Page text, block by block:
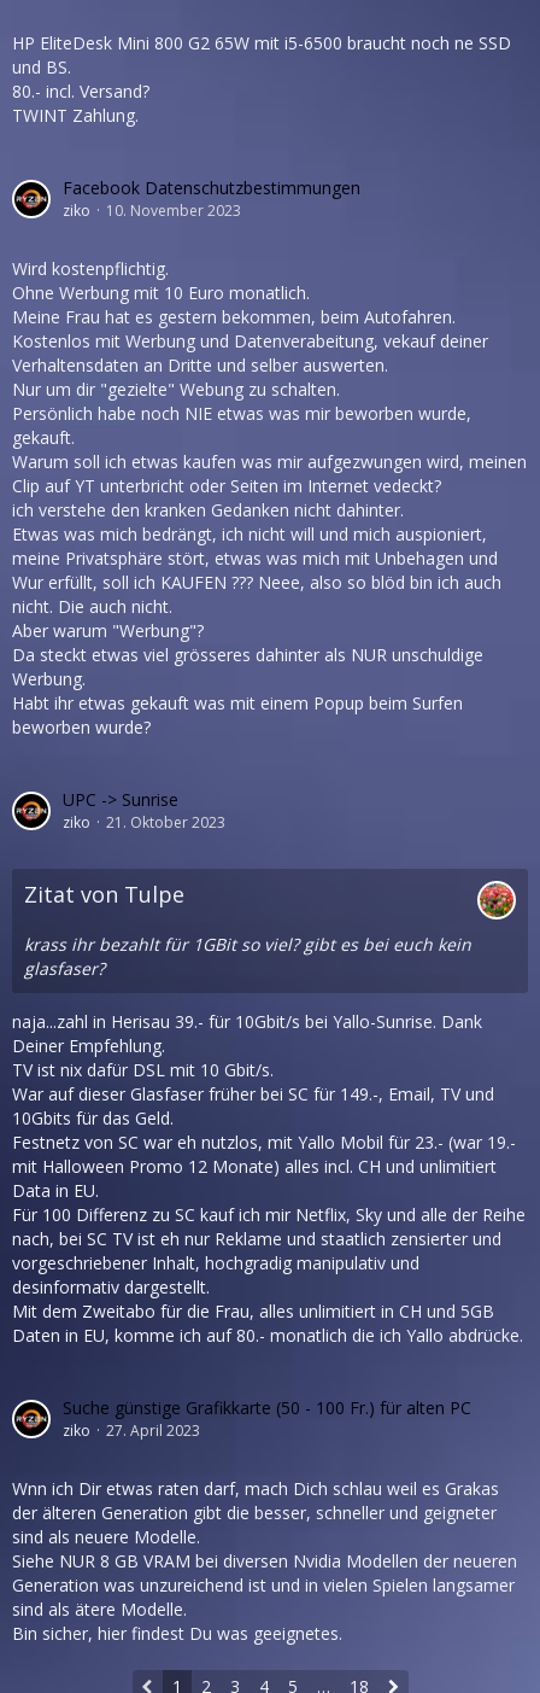
HP EliteDesk Mini 800 G2 65W mit i5-6500 braucht noch ne SSD
und BS.
80.- incl. Versand?
TWINT Zahlung.
Facebook Datenschutzbestimmungen
ziko 10. November 2023
Wird kostenpflichtig.
Ohne Werbung mit 10 Euro monatlich.
Meine Frau hat es gestern bekommen, beim Autofahren.
Kostenlos mit Werbung und Datenverabeitung, vekauf deiner
Verhaltensdaten an Dritte und selber auswerten.
Nur um dir "gezielte" Webung zu schalten.
Persönlich habe noch NIE etwas was mir beworben wurde,
gekauft.
Warum soll ich etwas kaufen was mir aufgezwungen wird, meinen
Clip auf YT unterbricht oder Seiten im Internet vedeckt?
ich verstehe den kranken Gedanken nicht dahinter.
Etwas was mich bedrängt, ich nicht will und mich auspioniert,
meine Privatsphäre stört, etwas was mich mit Unbehagen und
Wur erfüllt, soll ich KAUFEN ??? Neee, also so blöd bin ich auch
nicht. Die auch nicht.
Aber warum "Werbung"?
Da steckt etwas viel grösseres dahinter als NUR unschuldige
Werbung.
Habt ihr etwas gekauft was mit einem Popup beim Surfen
beworben wurde?
UPC -> Sunrise
ziko 21. Oktober 2023
Zitat von Tulpe
krass ihr bezahlt für 1GBit so viel? gibt es bei euch kein
glasfaser?
naja...zahl in Herisau 39.- für 10Gbit/s bei Yallo-Sunrise. Dank
Deiner Empfehlung.
TV ist nix dafür DSL mit 10 Gbit/s.
War auf dieser Glasfaser früher bei SC für 149.-, Email, TV und
10Gbits für das Geld.
Festnetz von SC war eh nutzlos, mit Yallo Mobil für 23.- (war 19.-
mit Halloween Promo 12 Monate) alles incl. CH und unlimitiert
Data in EU.
Für 100 Differenz zu SC kauf ich mir Netflix, Sky und alle der Reihe
nach, bei SC TV ist eh nur Reklame und staatlich zensierter und
vorgeschriebener Inhalt, hochgradig manipulativ und
desinformativ dargestellt.
Mit dem Zweitabo für die Frau, alles unlimitiert in CH und 5GB
Daten in EU, komme ich auf 80.- monatlich die ich Yallo abdrücke.
Suche günstige Grafikkarte (50 - 100 Fr.) für alten PC
ziko 27. April 2023
Wnn ich Dir etwas raten darf, mach Dich schlau weil es Grakas
der älteren Generation gibt die besser, schneller und geigneter
sind als neuere Modelle.
Siehe NUR 8 GB VRAM bei diversen Nvidia Modellen der neueren
Generation was unzureichend ist und in vielen Spielen langsamer
sind als ätere Modelle.
Bin sicher, hier findest Du was geeignetes.
1 2 3 4 5 … 18